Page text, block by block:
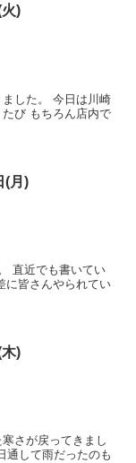
)
した。 今日は川崎
び もちろん店内で
(月)
直近でも書いてい
に皆さんやられてい
)
さが戻ってきまし
通して雨だったのも